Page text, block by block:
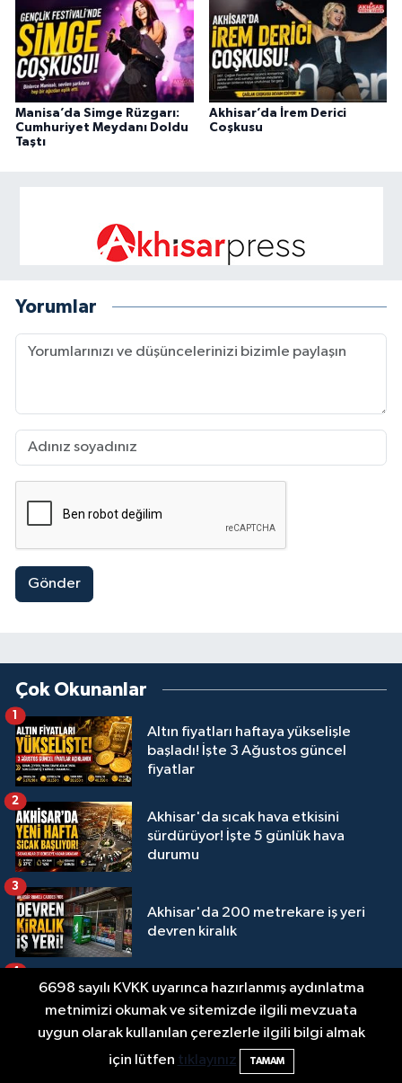
Manisa’da Simge Rüzgarı:
Cumhuriyet Meydanı Doldu
Taştı
Akhisar’da İrem Derici
Coşkusu
Yorumlar
Gönder
Çok Okunanlar
Altın fiyatları haftaya yükselişle
başladı! İşte 3 Ağustos güncel
fiyatlar
1
Akhisar'da sıcak hava etkisini
sürdürüyor! İşte 5 günlük hava
durumu
2
Akhisar'da 200 metrekare iş yeri
devren kiralık
3
İşte 5 Ağustos Çarşamba güncel
altın fiyatları
4
6698 sayılı KVKK uyarınca hazırlanmış aydınlatma
metnimizi okumak ve sitemizde ilgili mevzuata
uygun olarak kullanılan çerezlerle ilgili bilgi almak
için lütfen tıklayınız TAMAM